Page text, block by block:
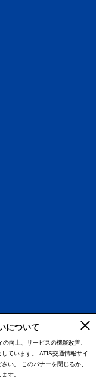
について
向上、サービスの機能改善、
ています。
ATIS交通情報サイ
い。
このバナーを閉じるか、
す。